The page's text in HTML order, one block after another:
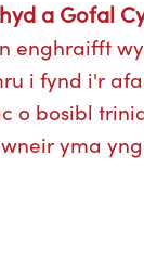
a Gofal
enghraifft
i fynd i'r
o bosibl
yma